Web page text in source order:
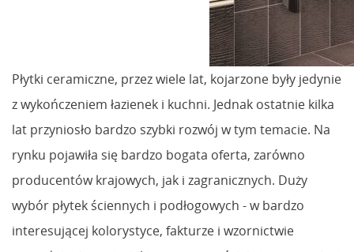
Płytki ceramiczne, przez wiele lat, kojarzone były jedynie
z wykończeniem łazienek i kuchni. Jednak ostatnie kilka
lat przyniosło bardzo szybki rozwój w tym temacie. Na
rynku pojawiła się bardzo bogata oferta, zarówno
producentów krajowych, jak i zagranicznych. Duży
wybór płytek ściennych i podłogowych - w bardzo
interesującej kolorystyce, fakturze i wzornictwie